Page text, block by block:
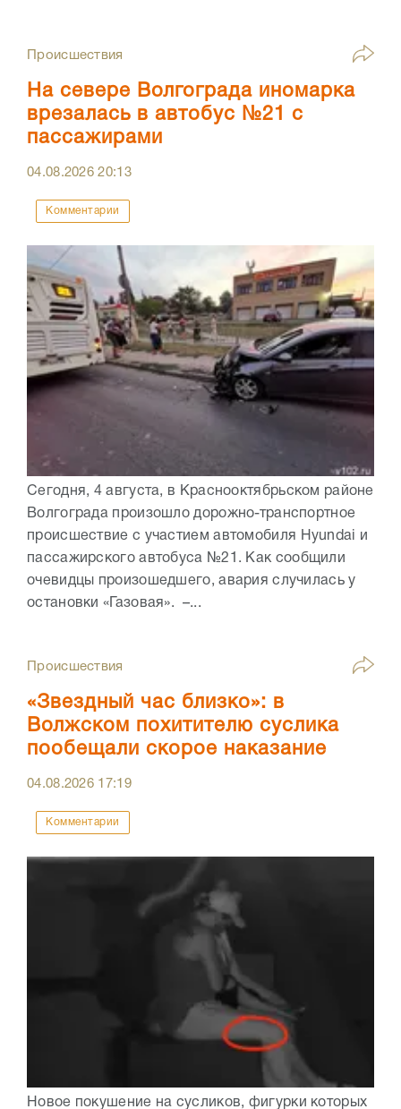
Происшествия
На севере Волгограда иномарка
врезалась в автобус №21 с
пассажирами
04.08.202620:13
Комментарии
Сегодня, 4 августа, в Краснооктябрьском районе
Волгограда произошло дорожно-транспортное
происшествие с участием автомобиля Hyundai и
пассажирского автобуса №21. Как сообщили
очевидцы произошедшего, авария случилась у
остановки «Газовая». –...
Происшествия
«Звездный час близко»: в
Волжском похитителю суслика
пообещали скорое наказание
04.08.2026 17:19
Комментарии
Новое покушение на сусликов, фигурки которых